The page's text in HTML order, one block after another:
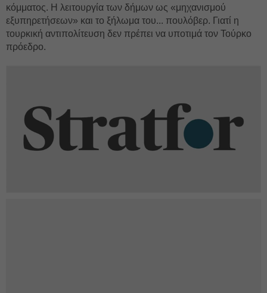
κόμματος. Η λειτουργία των δήμων ως «μηχανισμού
εξυπηρετήσεων» και το ξήλωμα του... πουλόβερ. Γιατί η
τουρκική αντιπολίτευση δεν πρέπει να υποτιμά τον Τούρκο
πρόεδρο.